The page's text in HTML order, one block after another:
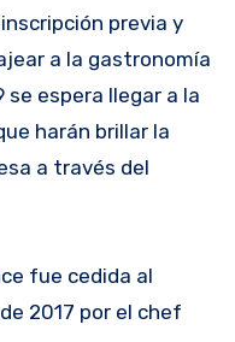
previa y
a la gastronomía
se espera llegar a la
harán brillar la
a través del
fue cedida al
2017 por el chef